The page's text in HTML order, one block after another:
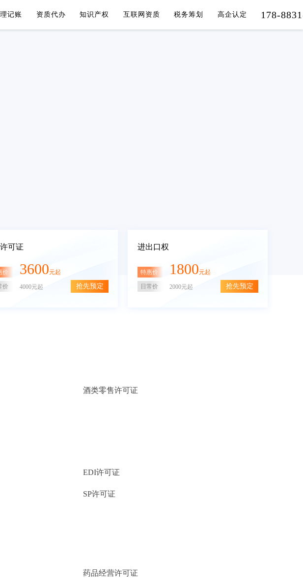
记账 资质代办 知识产权 互联网资质 税务筹划 高企认定 178-
可证
价 3600元起
价 4000元起 抢先预定
进出口权
特惠价 1800元起
日常价 2000元起 抢先预定
酒类零售许可证
EDI许可证
SP许可证
药品经营许可证